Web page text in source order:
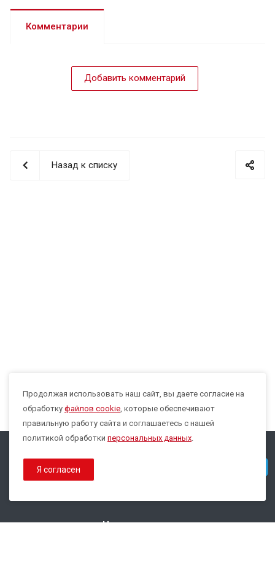
Комментарии
Добавить комментарий
Назад к списку
Max
Продолжая использовать наш сайт, вы даете согласие на
обработку файлов cookie, которые обеспечивают
правильную работу сайта и соглашаетесь с нашей
политикой обработки персональных данных.
Я согласен
© 2026 Все права защищены.
Наши контакты